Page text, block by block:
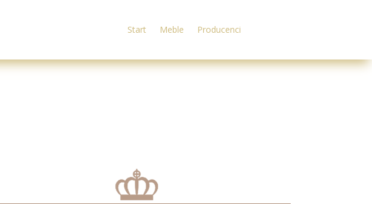
Start Meble Producenci